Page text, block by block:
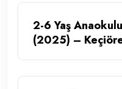
2-6 Yaş
(2025) –